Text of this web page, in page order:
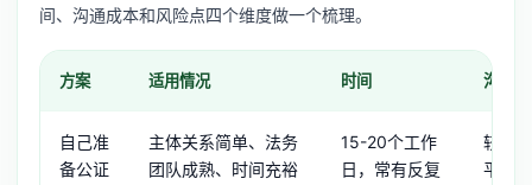
间、沟通成本和风险点四个维度做一个梳理。
方案 适用情况 时间 沟通
自己准
备公证
主体关系简单、法务
团队成熟、时间充裕
15-20个工作
日，常有反复
较高
平台